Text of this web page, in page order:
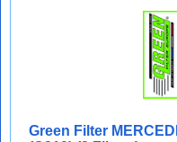
Green Filter